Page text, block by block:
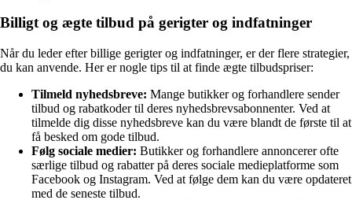
Billigt og ægte tilbud på gerigter og indfatninger
Når du leder efter billige gerigter og indfatninger, er der flere strategier,
du kan anvende. Her er nogle tips til at finde ægte tilbudspriser:
Tilmeld nyhedsbreve: Mange butikker og forhandlere sender
tilbud og rabatkoder til deres nyhedsbrevsabonnenter. Ved at
tilmelde dig disse nyhedsbreve kan du være blandt de første til at
få besked om gode tilbud.
Følg sociale medier: Butikker og forhandlere annoncerer ofte
særlige tilbud og rabatter på deres sociale medieplatforme som
Facebook og Instagram. Ved at følge dem kan du være opdateret
med de seneste tilbud.